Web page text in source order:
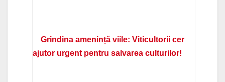
Grindina amenință viile: Viticultorii cer
ajutor urgent pentru salvarea culturilor!